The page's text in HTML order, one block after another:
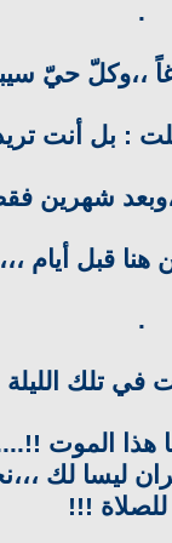
.
،،وكلّ حيّ
: بل أنت
شهرين
قبل أيام
.
تلك الليلة
هذا الموت
ليسا لك
!!!